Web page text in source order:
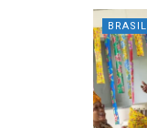
BRASIL